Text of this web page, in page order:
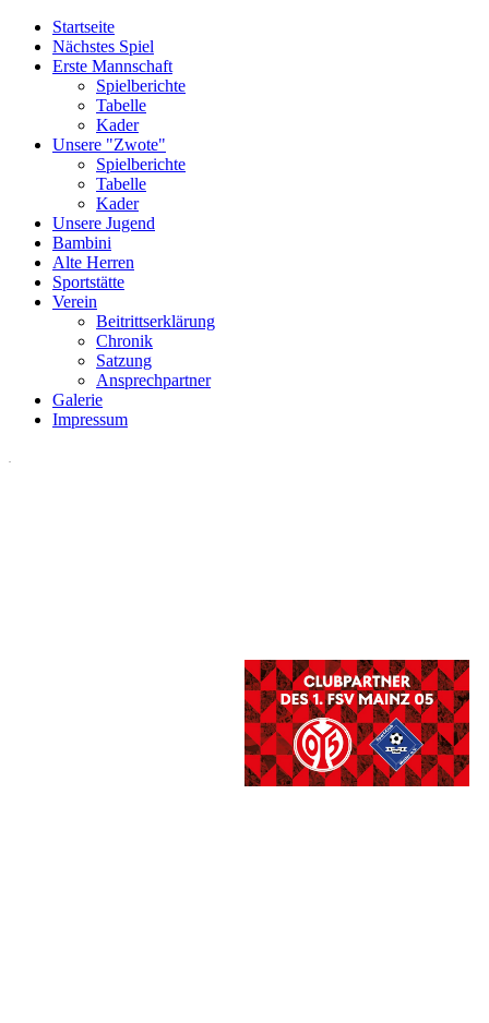
Startseite
Nächstes Spiel
Erste Mannschaft
Spielberichte
Tabelle
Kader
Unsere "Zwote"
Spielberichte
Tabelle
Kader
Unsere Jugend
Bambini
Alte Herren
Sportstätte
Verein
Beitrittserklärung
Chronik
Satzung
Ansprechpartner
Galerie
Impressum
.